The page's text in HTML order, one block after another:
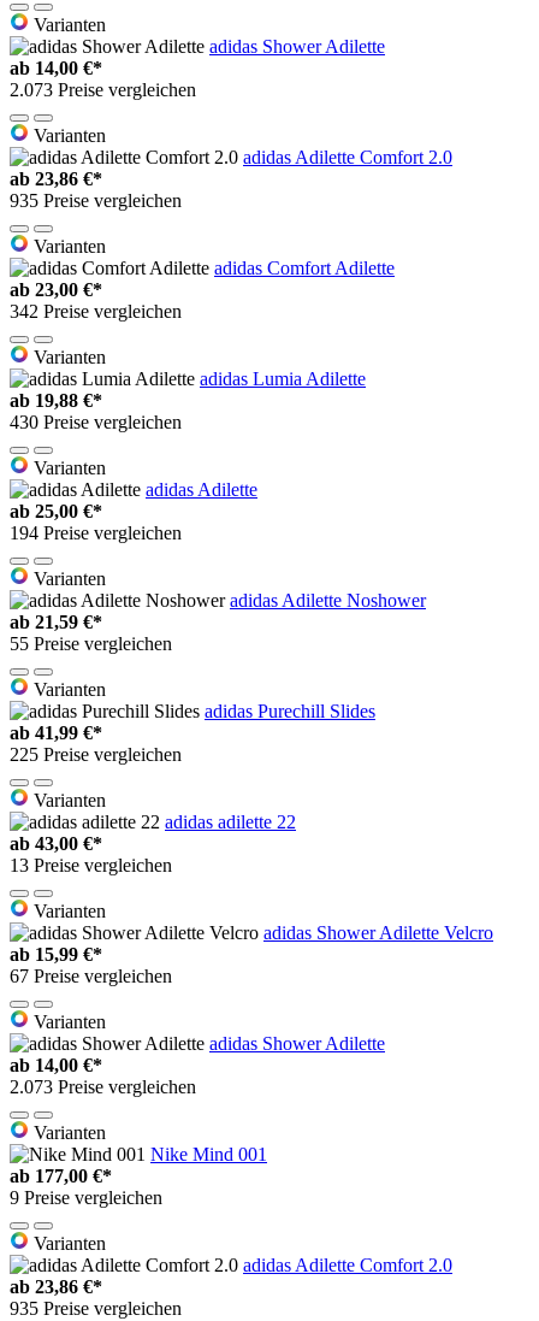
Varianten
adidas Shower Adilette
ab 14,00 €*
2.073 Preise vergleichen
Varianten
adidas Adilette Comfort 2.0
ab 23,86 €*
935 Preise vergleichen
Varianten
adidas Comfort Adilette
ab 23,00 €*
342 Preise vergleichen
Varianten
adidas Lumia Adilette
ab 19,88 €*
430 Preise vergleichen
Varianten
adidas Adilette
ab 25,00 €*
194 Preise vergleichen
Varianten
adidas Adilette Noshower
ab 21,59 €*
55 Preise vergleichen
Varianten
adidas Purechill Slides
ab 41,99 €*
225 Preise vergleichen
Varianten
adidas adilette 22
ab 43,00 €*
13 Preise vergleichen
Varianten
adidas Shower Adilette Velcro
ab 15,99 €*
67 Preise vergleichen
Varianten
adidas Shower Adilette
ab 14,00 €*
2.073 Preise vergleichen
Varianten
Nike Mind 001
ab 177,00 €*
9 Preise vergleichen
Varianten
adidas Adilette Comfort 2.0
ab 23,86 €*
935 Preise vergleichen